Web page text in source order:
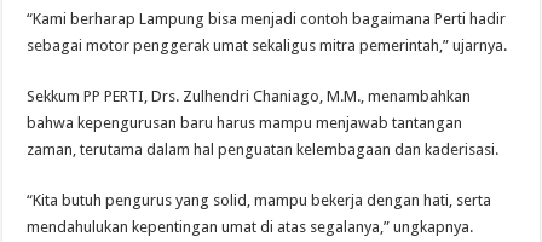
“Kami berharap Lampung bisa menjadi contoh bagaimana Perti hadir
sebagai motor penggerak umat sekaligus mitra pemerintah,” ujarnya.
Sekkum PP PERTI, Drs. Zulhendri Chaniago, M.M., menambahkan
bahwa kepengurusan baru harus mampu menjawab tantangan
zaman, terutama dalam hal penguatan kelembagaan dan kaderisasi.
“Kita butuh pengurus yang solid, mampu bekerja dengan hati, serta
mendahulukan kepentingan umat di atas segalanya,” ungkapnya.